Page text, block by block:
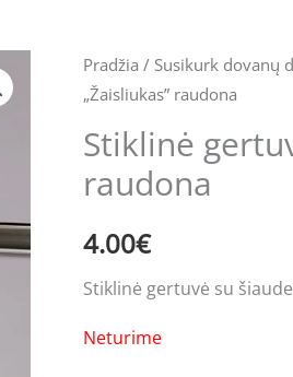
Pradžia / Susikurk dovanų
„Žaisliukas” raudona
Stiklinė
raudona
4.00€
Stiklinė gertuvė su
Neturime